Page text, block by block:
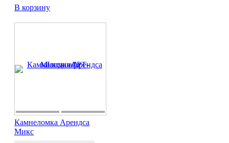
В корзину
Камнеломка Арендса
Микс